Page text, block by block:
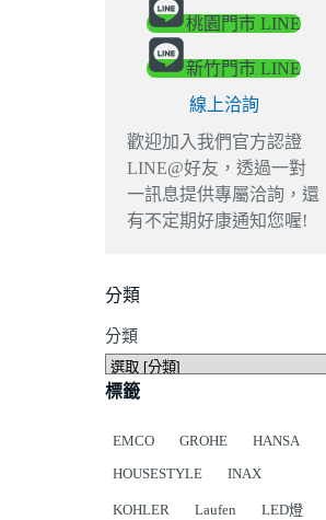
桃園門市 LINE
新竹門市 LINE
線上洽詢
歡迎加入我們官方認證
LINE@好友，透過一對
一訊息提供專屬洽詢，還
有不定期好康通知您喔!
分類
分類
標籤
EMCO GROHE
HANSA
HOUSESTYLE
INAX
KOHLER Laufen LED燈